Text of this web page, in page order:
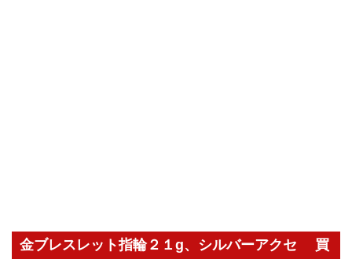
金ブレスレット指輪２１g、シルバーアクセ 買